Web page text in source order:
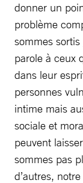
donner un
problème
sommes
parole à ceux
dans leur
personnes
intime mais
sociale et
peuvent
sommes pas
d’autres,